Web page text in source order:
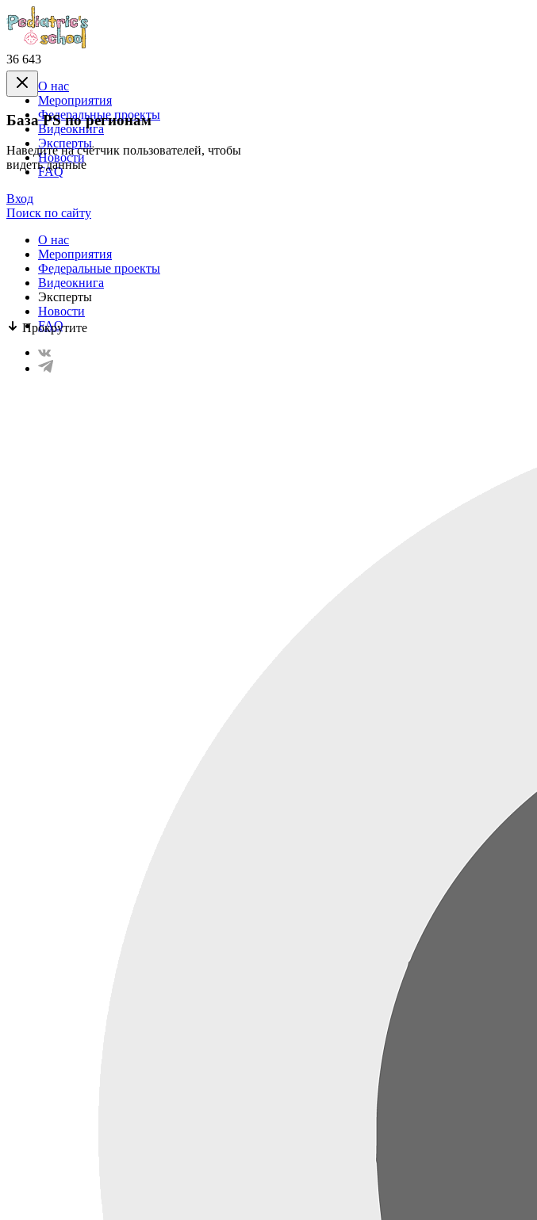
36 643
База PS по регионам
Наведите на счётчик пользователей, чтобы
видеть данные
Прокрутите
О нас
Mероприятия
Федеральные проекты
Видеокнига
Эксперты
Новости
FAQ
Вход
Поиск по сайту
О нас
Mероприятия
Федеральные проекты
Видеокнига
Эксперты
Новости
FAQ